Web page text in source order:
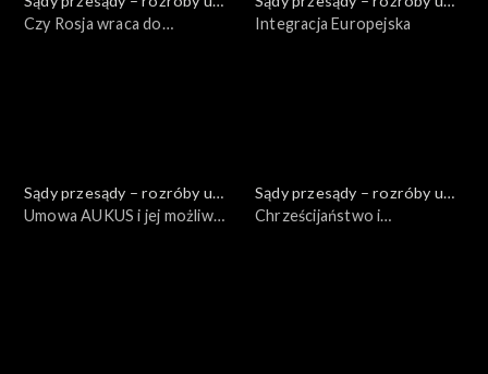
Kuby
Czy Rosja wraca do
Kuby
Integracja Europejska
Sądy przesądy – rozróby u
Kuby
Umowa AUKUS i jej możliwe
Sądy przesądy – rozróby u
Kuby
Chrześcijaństwo i